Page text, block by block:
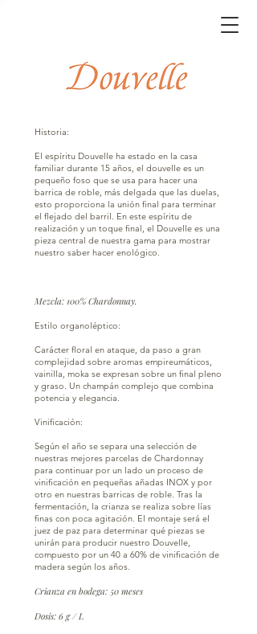
Historia:
El espíritu Douvelle ha estado en la casa
familiar durante 15 años, el douvelle es un
pequeño foso que se usa para hacer una
barrica de roble, más delgada que las duelas,
esto proporciona la unión final para terminar
el flejado del barril. En este espíritu de
realización y un toque final, el Douvelle es una
pieza central de nuestra gama para mostrar
nuestro saber hacer enológico.
Mezcla: 100% Chardonnay.
Estilo organoléptico:
Carácter floral en ataque, da paso a gran
complejidad sobre aromas empireumáticos,
vainilla, moka se expresan sobre un final pleno
y graso. Un champán complejo que combina
potencia y elegancia.
Vinificación:
Según el año se separa una selección de
nuestras mejores parcelas de Chardonnay
para continuar por un lado un proceso de
vinificación en pequeñas añadas INOX y por
otro en nuestras barricas de roble. Tras la
fermentación, la crianza se realiza sobre lías
finas con poca agitación. El montaje será el
juez de paz para determinar qué piezas se
unirán para producir nuestro Douvelle,
compuesto por un 40 a 60% de vinificación de
madera según los años.
Crianza en bodega: 50 meses
Dosis: 6 g / L